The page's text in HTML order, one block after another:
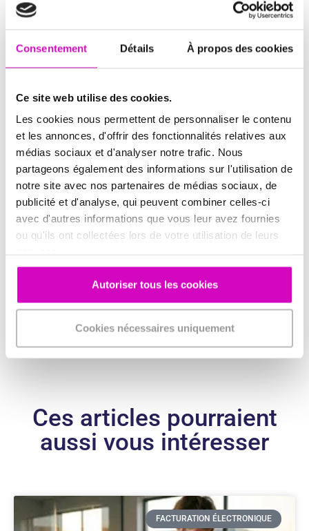
Consentement Détails À propos des cookies
Ce site web utilise des cookies.
Les cookies nous permettent de personnaliser le contenu
et les annonces, d'offrir des fonctionnalités relatives aux
médias sociaux et d'analyser notre trafic. Nous
partageons également des informations sur l'utilisation de
notre site avec nos partenaires de médias sociaux, de
publicité et d'analyse, qui peuvent combiner celles-ci
avec d'autres informations que vous leur avez fournies
ou qu'ils ont collectées lors de votre utilisation de leurs
Autoriser tous les cookies
Cookies nécessaires uniquement
Laisser un commentaire
Vous devezvous connecterpour publier un
commentaire.
Précédent
NOUS SOMMES LES FORGERONS ! UN ROBOT POUR REMPLACER VOS COMMERCIAUX ?
Ces articles pourraient
aussi vous intéresser
FACTURATION ÉLECTRONIQUE